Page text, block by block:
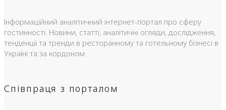
Інформаційний аналітичний інтернет-портал про сферу
гостинності. Новини, статті, аналітичні огляди, дослідження,
тенденції та тренди в ресторанному та готельному бізнесі в
Україні та за кордоном
Співпраця з порталом